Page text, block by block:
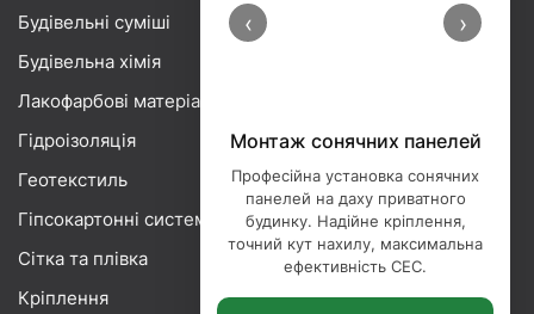
‹ ›
Порізка базальтової вати
Професійна порізка базальтової
вати — точна нарізка утеплювача
під ваші розміри. Ідеальні краї,
мінімум відходів, сучасне
обладнання.
Будівельні суміші
Будівельна хімія
Лакофарбові матеріали
Гідроізоляція
Геотекстиль
Гіпсокартонні системи
Сітка та плівка
Кріплення